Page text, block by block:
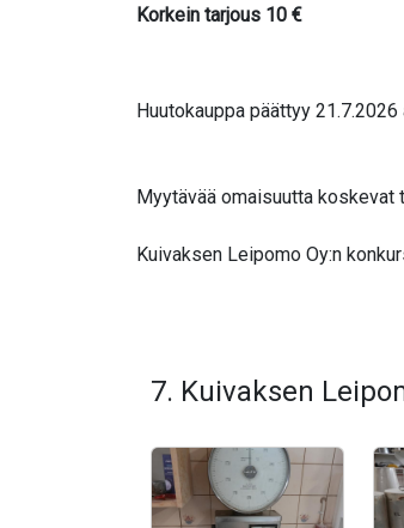
Korkein tarjous 10 €
Huutokauppa päättyy
Myytävää omaisuutta koskevat
Kuivaksen Leipomo Oy:n
7. Kuivaksen